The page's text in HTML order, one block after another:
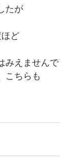
たが
ど
みえませんで
こちらも